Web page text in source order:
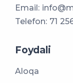
Email:
Telefon: 71
Foydali
Aloqa